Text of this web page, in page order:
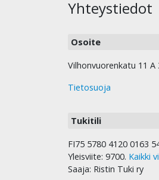
Yhteystiedot
Osoite
Vilhonvuorenkatu 11 A
Tietosuoja
Tukitili
FI75 5780 4120 0163
Yleisviite: 9700. Kaikki
Saaja: Ristin Tuki ry